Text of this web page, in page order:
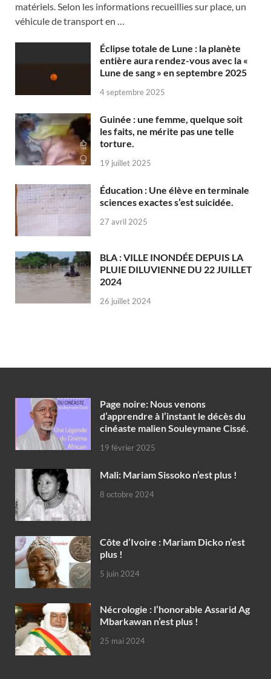
matériels. Selon les informations recueillies sur place, un
véhicule de transport en …
Éclipse totale de Lune : la planète
entière aura rendez-vous avec la «
Lune de sang » en septembre 2025
4 septembre 2025
Guinée : une femme, quelque soit
les faits, ne mérite pas une telle
torture.
19 juillet 2025
Éducation : Une élève en terminale
sciences exactes s’est suicidée.
27 avril 2025
BLA : VILLE INONDÉE DEPUIS LA
PLUIE DILUVIENNE DU 22 JUILLET
2024
26 juillet 2024
Page noire: Nous venons
d’apprendre à l’instant le décès du
cinéaste malien Souleymane Cissé.
19 février 2025
Mali: Mariam Sissoko n’est plus !
8 octobre 2024
Côte d’Ivoire : Mariam Dicko n’est
plus !
5 juin 2024
Nécrologie : l’honorable Assarid Ag
Mbarkawan n’est plus !
25 mai 2024